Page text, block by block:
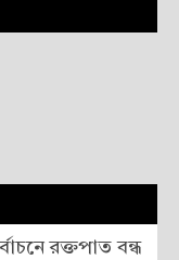
রক্তপাত বন্ধ